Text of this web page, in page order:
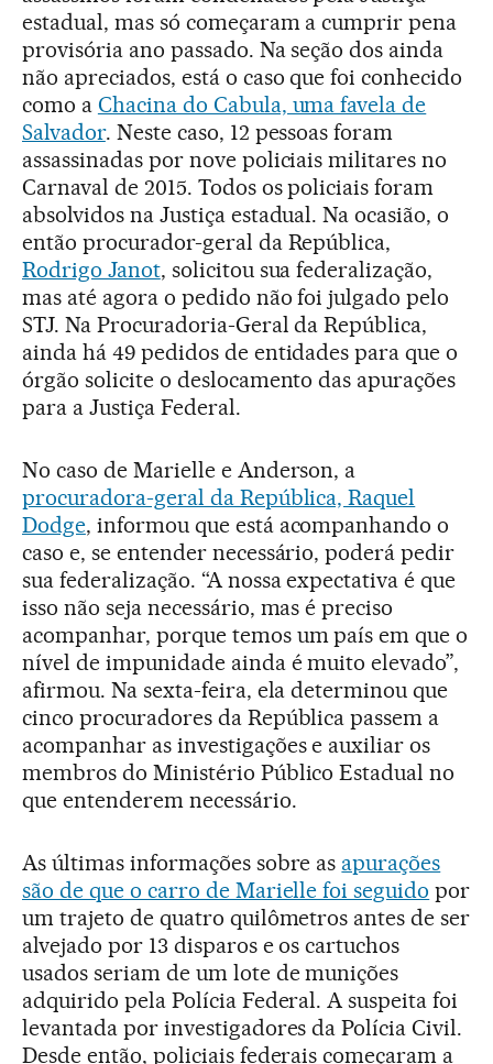
estadual, mas só começaram a cumprir pena
provisória ano passado. Na seção dos ainda
não apreciados, está o caso que foi conhecido
como a Chacina do Cabula, uma favela de
Salvador. Neste caso, 12 pessoas foram
assassinadas por nove policiais militares no
Carnaval de 2015. Todos os policiais foram
absolvidos na Justiça estadual. Na ocasião, o
então procurador-geral da República,
Rodrigo Janot, solicitou sua federalização,
mas até agora o pedido não foi julgado pelo
STJ. Na Procuradoria-Geral da República,
ainda há 49 pedidos de entidades para que o
órgão solicite o deslocamento das apurações
para a Justiça Federal.
No caso de Marielle e Anderson, a
procuradora-geral da República, Raquel
Dodge, informou que está acompanhando o
caso e, se entender necessário, poderá pedir
sua federalização. “A nossa expectativa é que
isso não seja necessário, mas é preciso
acompanhar, porque temos um país em que o
nível de impunidade ainda é muito elevado”,
afirmou. Na sexta-feira, ela determinou que
cinco procuradores da República passem a
acompanhar as investigações e auxiliar os
membros do Ministério Público Estadual no
que entenderem necessário.
As últimas informações sobre as apurações
são de que o carro de Marielle foi seguido por
um trajeto de quatro quilômetros antes de ser
alvejado por 13 disparos e os cartuchos
usados seriam de um lote de munições
adquirido pela Polícia Federal. A suspeita foi
levantada por investigadores da Polícia Civil.
Desde então, policiais federais começaram a